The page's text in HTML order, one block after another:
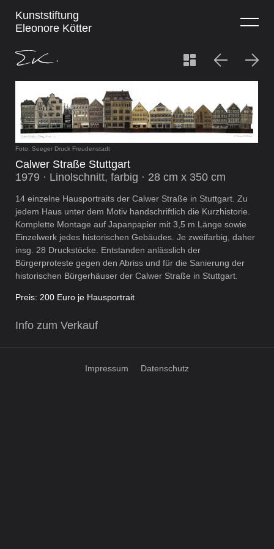
Kunststiftung
Eleonore Kötter
Foto: Seeger Druck Freudenstadt
Calwer Straße Stuttgart
1979 · Linolschnitt, farbig · 28 cm x 350 cm
14 einzelne Hausportraits der Calwer Straße in Stuttgart. Zu
jedem Haus unter dem Motiv handschriftlich die Kurzhistorie.
Komplette Montage auf Japanpapier mit 3,5 m Länge sowie
Einzelwerk jedes historischen Gebäudes. Je zweifarbig, daher
insg. 28 Druckstöcke. Entstanden anlässlich der
Bürgerproteste gegen den Abriss und für die Sanierung der
historischen Bürgerhäuser der Calwer Straße in Stuttgart.
Preis: 200 Euro je Hausportrait
Info zum Verkauf
Impressum Datenschutz